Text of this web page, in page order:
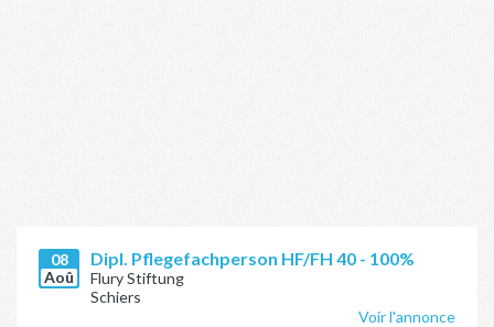
08
Aoû
Dipl. Pflegefachperson HF/FH 40 - 100%
Flury Stiftung
Schiers
Voir l'annonce